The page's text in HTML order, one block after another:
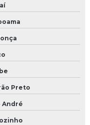
Preto
André